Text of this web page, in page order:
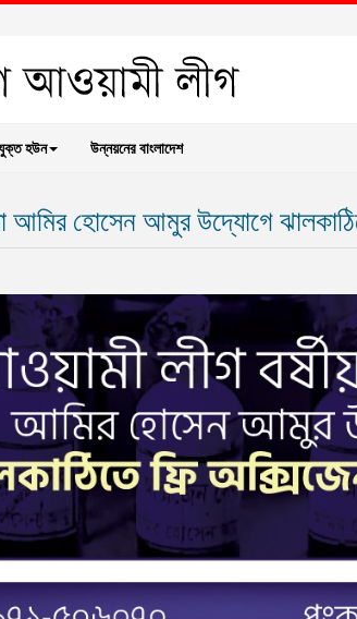
হউন উন্নয়নের বাংলাদেশ
আমির হোসেন আমুর উদ্যোগে